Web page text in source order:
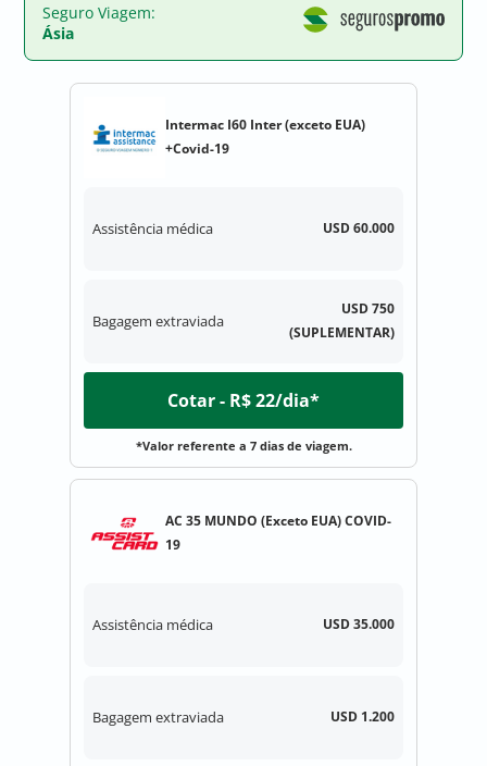
Seguro Viagem:
Ásia
Intermac I60 Inter (exceto EUA)
+Covid-19
Assistência médica USD 60.000
Bagagem extraviada
USD 750
(SUPLEMENTAR)
Cotar - R$ 22/dia*
*Valor referente a 7 dias de viagem.
AC 35 MUNDO (Exceto EUA) COVID-
19
Assistência médica USD 35.000
Bagagem extraviada USD 1.200